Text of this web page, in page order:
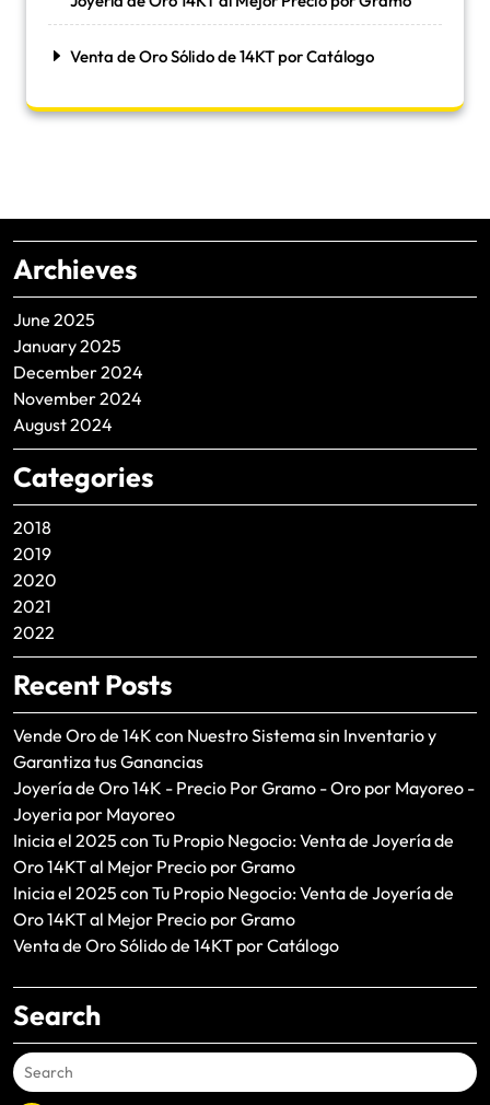
Venta de Oro Sólido de 14KT por Catálogo
Archieves
June 2025
January 2025
December 2024
November 2024
August 2024
Categories
2018
2019
2020
2021
2022
Recent Posts
Vende Oro de 14K con Nuestro Sistema sin Inventario y
Garantiza tus Ganancias
Joyería de Oro 14K - Precio Por Gramo - Oro por Mayoreo -
Joyeria por Mayoreo
Inicia el 2025 con Tu Propio Negocio: Venta de Joyería de
Oro 14KT al Mejor Precio por Gramo
Inicia el 2025 con Tu Propio Negocio: Venta de Joyería de
Oro 14KT al Mejor Precio por Gramo
Venta de Oro Sólido de 14KT por Catálogo
Search